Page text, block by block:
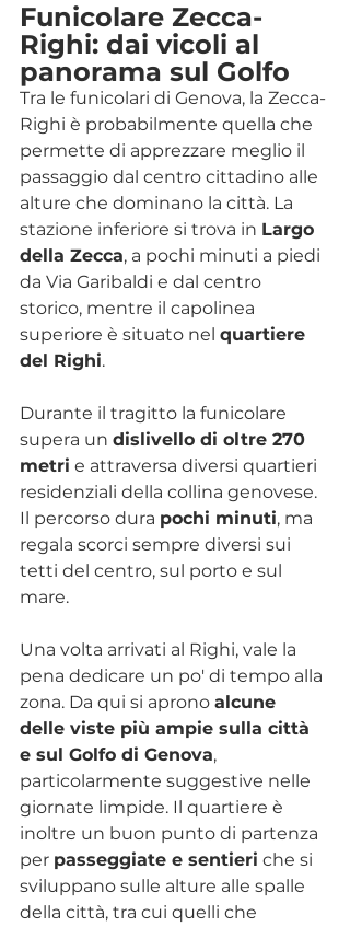
Funicolare Zecca-
Righi: dai vicoli al
panorama sul Golfo
Tra le funicolari di Genova, la Zecca-
Righi è probabilmente quella che
permette di apprezzare meglio il
passaggio dal centro cittadino alle
alture che dominano la città. La
stazione inferiore si trova in Largo
della Zecca, a pochi minuti a piedi
da Via Garibaldi e dal centro
storico, mentre il capolinea
superiore è situato nel quartiere
del Righi.
Durante il tragitto la funicolare
supera un dislivello di oltre 270
metri e attraversa diversi quartieri
residenziali della collina genovese.
Il percorso dura pochi minuti, ma
regala scorci sempre diversi sui
tetti del centro, sul porto e sul
mare.
Una volta arrivati al Righi, vale la
pena dedicare un po' di tempo alla
zona. Da qui si aprono alcune
delle viste più ampie sulla città
e sul Golfo di Genova,
particolarmente suggestive nelle
giornate limpide. Il quartiere è
inoltre un buon punto di partenza
per passeggiate e sentieri che si
sviluppano sulle alture alle spalle
della città, tra cui quelli che